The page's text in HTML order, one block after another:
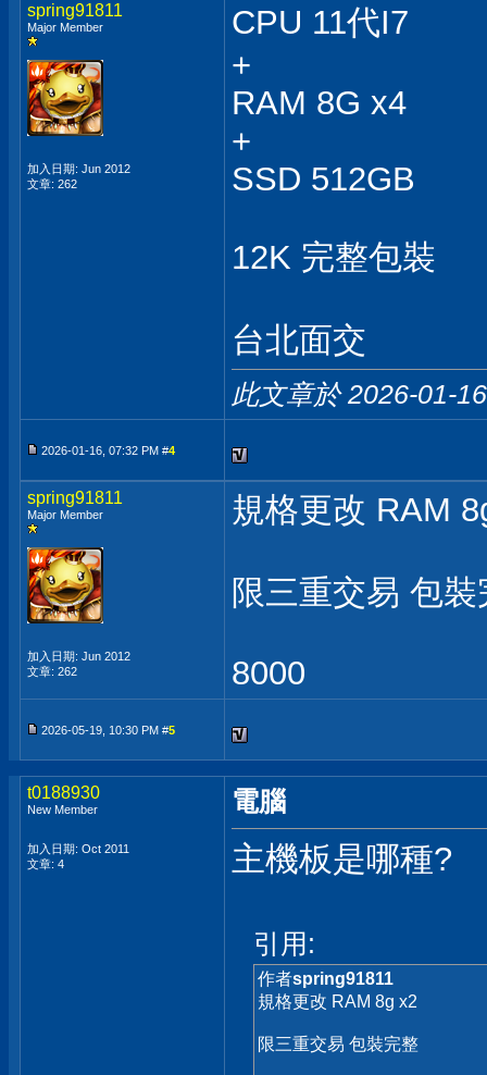
spring91811
Major Member
加入日期: Jun 2012
文章: 262
CPU 11代I7
+
RAM 8G x4
+
SSD 512GB
12K 完整包裝
台北面交
此文章於 2026-01-
2026-01-16, 07:32 PM #4
spring91811
Major Member
加入日期: Jun 2012
文章: 262
規格更改 RAM
限三重交易 包裝
8000
2026-05-19, 10:30 PM #5
t0188930
New Member
加入日期: Oct 2011
文章: 4
電腦
主機板是哪種?
引用:
作者spring91811
規格更改 RAM 8g x2
限三重交易 包裝完整